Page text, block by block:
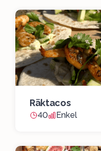
Räktacos
40 Enkel